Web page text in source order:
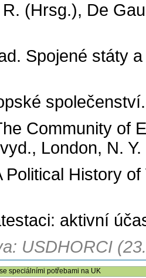
(Hrsg.), De
Spojené státy
Community of
London, N. Y.
Political History
aktivní
USDHORCI
speciálními potřebami na UK